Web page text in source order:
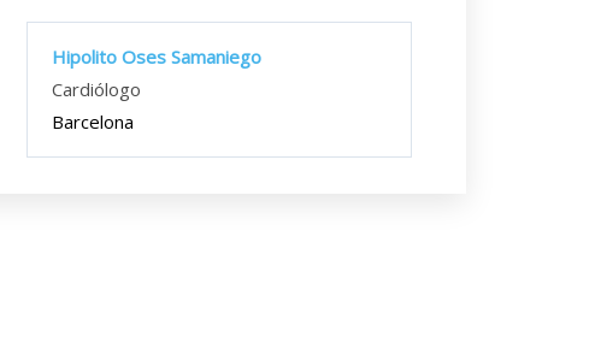
Hipolito Oses Samaniego
Cardiólogo
Barcelona